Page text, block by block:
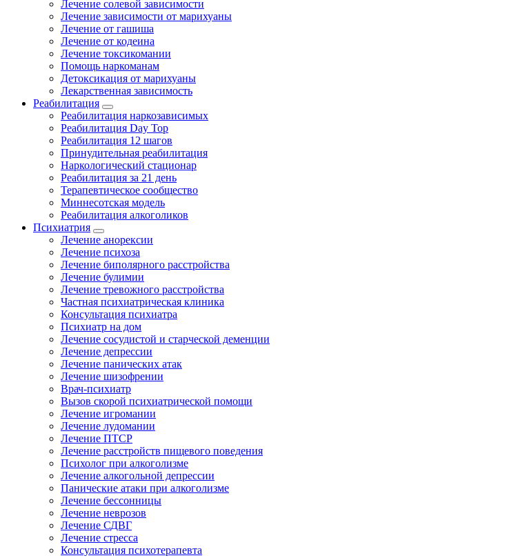
Лечение солевой зависимости
Лечение зависимости от марихуаны
Лечение от гашиша
Лечение от кодеина
Лечение токсикомании
Помощь наркоманам
Детоксикация от марихуаны
Лекарственная зависимость
Реабилитация
Реабилитация наркозависимых
Реабилитация Day Top
Реабилитация 12 шагов
Принудительная реабилитация
Наркологический стационар
Реабилитация за 21 день
Терапевтическое сообщество
Миннесотская модель
Реабилитация алкоголиков
Психиатрия
Лечение анорексии
Лечение психоза
Лечение биполярного расстройства
Лечение булимии
Лечение тревожного расстройства
Частная психиатрическая клиника
Консультация психиатра
Психиатр на дом
Лечение сосудистой и старческой деменции
Лечение депрессии
Лечение панических атак
Лечение шизофрении
Врач-психиатр
Вызов скорой психиатрической помощи
Лечение игромании
Лечение лудомании
Лечение ПТСР
Лечение расстройств пищевого поведения
Психолог при алкоголизме
Лечение алкогольной депрессии
Панические атаки при алкоголизме
Лечение бессонницы
Лечение неврозов
Лечение СДВГ
Лечение стресса
Консультация психотерапевта